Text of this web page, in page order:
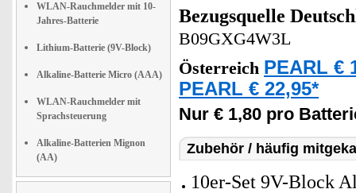
WLAN-Rauchmelder mit 10-
Jahres-Batterie
Lithium-Batterie (9V-Block)
Alkaline-Batterie Micro (AAA)
WLAN-Rauchmelder mit
Sprachsteuerung
Alkaline-Batterien Mignon
(AA)
Bezugsquelle
B09GXG4W3L
Österreich PEARL €
PEARL € 22,95*
Nur € 1,80 pro
Zubehör / häufig
10er-Set 9V-Block